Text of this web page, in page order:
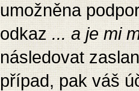
umožněna
odkaz... a je mi
následovat
případ, pak váš